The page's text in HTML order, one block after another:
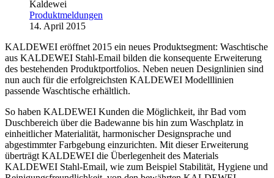
Kaldewei
Produktmeldungen
14. April 2015
KALDEWEI eröffnet 2015 ein neues Produktsegment: Waschtische
aus KALDEWEI Stahl-Email bilden die konsequente Erweiterung
des bestehenden Produktportfolios. Neben neuen Designlinien sind
nun auch für die erfolgreichsten KALDEWEI Modelllinien
passende Waschtische erhältlich.
So haben KALDEWEI Kunden die Möglichkeit, ihr Bad vom
Duschbereich über die Badewanne bis hin zum Waschplatz in
einheitlicher Materialität, harmonischer Designsprache und
abgestimmter Farbgebung einzurichten. Mit dieser Erweiterung
überträgt KALDEWEI die Überlegenheit des Materials
KALDEWEI Stahl-Email, wie zum Beispiel Stabilität, Hygiene und